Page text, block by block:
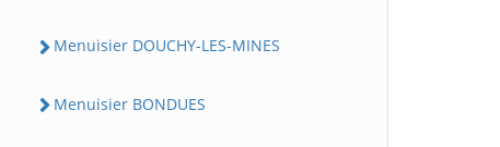
Menuisier DOUCHY-LES-MINES
Menuisier BONDUES